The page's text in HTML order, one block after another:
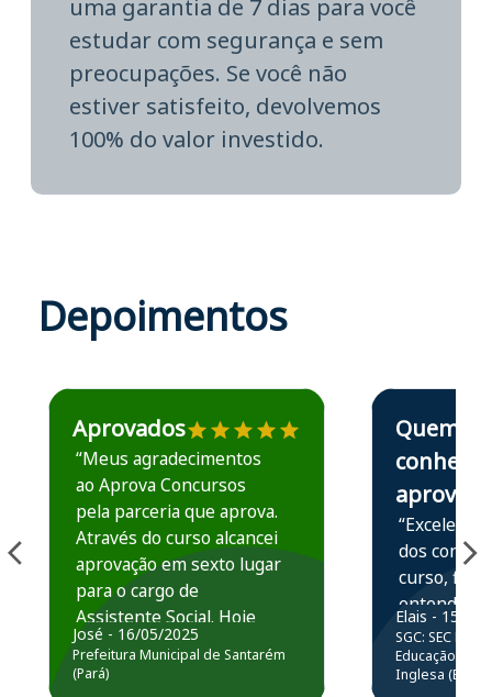
uma garantia de 7 dias para você
estudar com segurança e sem
preocupações. Se você não
estiver satisfeito, devolvemos
100% do valor investido.
Depoimentos
Estudante José recomenda o Aprova Concursos em
Aprovados
“Meus agradecimentos
ao Aprova Concursos
pela parceria que aprova.
Através do curso alcancei
aprovação em sexto lugar
para o cargo de
Assistente Social. Hoje
estou atuando na
Prefeitura de Santarém.
José - 16/05/2025
Prefeitura Municipal de Santarém
(Pará)
Estudante Elais
Quem
conhece,
aprova
“Excelente
dos
curso,
entender e
prática
resolução
questões.”
Elais - 15/07/
SGC: SEC BA
Educação
Inglesa (Edital